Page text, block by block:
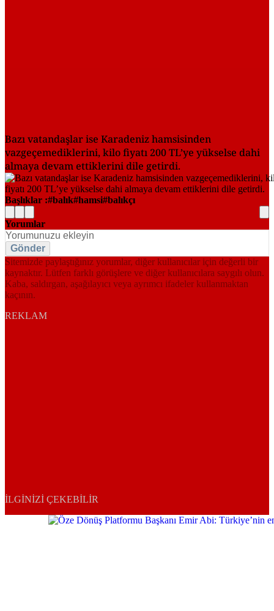
Bazı vatandaşlar ise Karadeniz hamsisinden
vazgeçemediklerini, kilo fiyatı 200 TL’ye yükselse dahi
almaya devam ettiklerini dile getirdi.
Başlıklar : balık hamsi balıkçı
Yorumlar
Gönder
Sitemizde paylaştığınız yorumlar, diğer kullanıcılar için değerli bir
kaynaktır. Lütfen farklı görüşlere ve diğer kullanıcılara saygılı olun.
Kaba, saldırgan, aşağılayıcı veya ayrımcı ifadeler kullanmaktan
kaçının.
REKLAM
İLGINIZI ÇEKEBILIR